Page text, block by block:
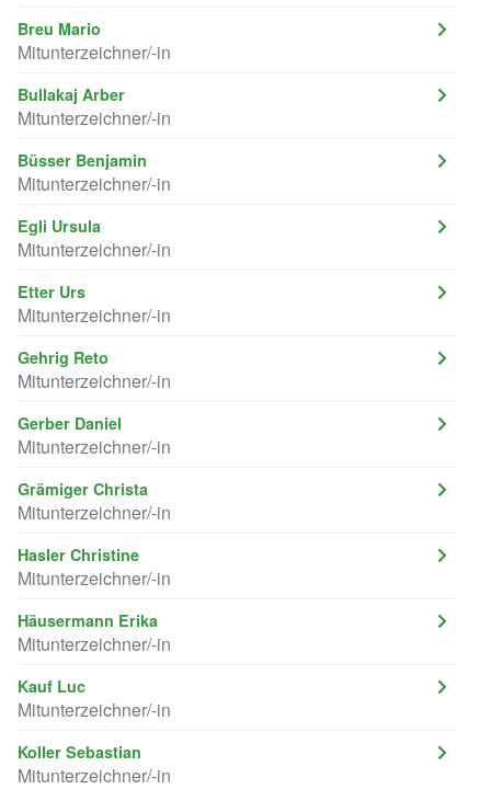
Breu Mario
Mitunterzeichner/-in
Bullakaj Arber
Mitunterzeichner/-in
Büsser Benjamin
Mitunterzeichner/-in
Egli Ursula
Mitunterzeichner/-in
Etter Urs
Mitunterzeichner/-in
Gehrig Reto
Mitunterzeichner/-in
Gerber Daniel
Mitunterzeichner/-in
Grämiger Christa
Mitunterzeichner/-in
Hasler Christine
Mitunterzeichner/-in
Häusermann Erika
Mitunterzeichner/-in
Kauf Luc
Mitunterzeichner/-in
Koller Sebastian
Mitunterzeichner/-in